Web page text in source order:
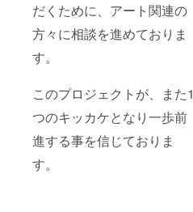
だくために、アート関連の
方々に相談を進めておりま
す。
このプロジェクトが、また1
つのキッカケとなり一歩前
進する事を信じておりま
す。